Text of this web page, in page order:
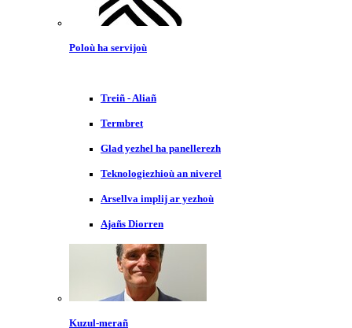
Poloù ha servijoù
Treiñ - Aliañ
Termbret
Glad yezhel ha panellerezh
Teknologiezhioù an niverel
Arsellva implij ar yezhoù
Ajañs Diorren
Kuzul-merañ